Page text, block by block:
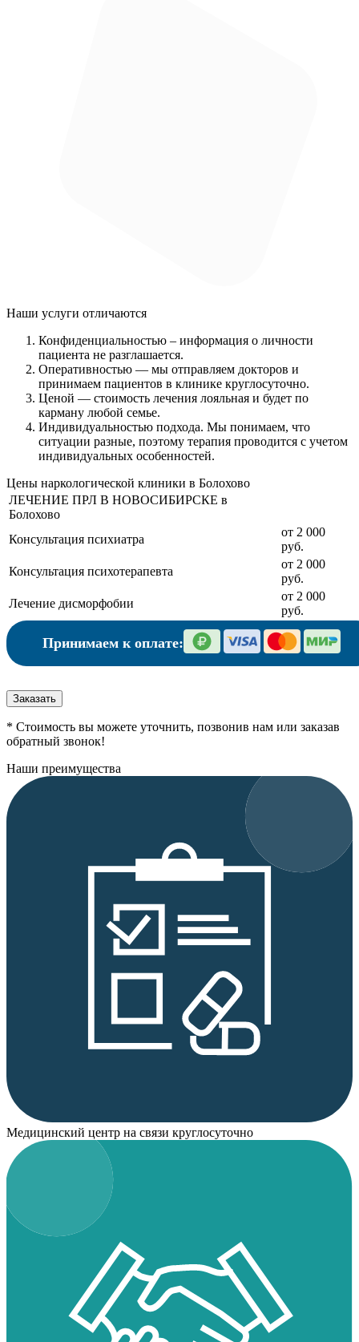
Наши услуги отличаются
Конфиденциальностью – информация о личности
пациента не разглашается.
Оперативностью — мы отправляем докторов и
принимаем пациентов в клинике круглосуточно.
Ценой — стоимость лечения лояльная и будет по
карману любой семье.
Индивидуальностью подхода. Мы понимаем, что
ситуации разные, поэтому терапия проводится с учетом
индивидуальных особенностей.
Цены наркологической клиники в Болохово
ЛЕЧЕНИЕ ПРЛ В НОВОСИБИРСКЕ в
Болохово
Консультация психиатра
от 2 000
руб.
Консультация психотерапевта
от 2 000
руб.
Лечение дисморфобии
от 2 000
руб.
Принимаем к оплате:
Заказать
* Стоимость вы можете уточнить, позвонив нам или заказав
обратный звонок!
Наши преимущества
Медицинский центр на связи круглосуточно